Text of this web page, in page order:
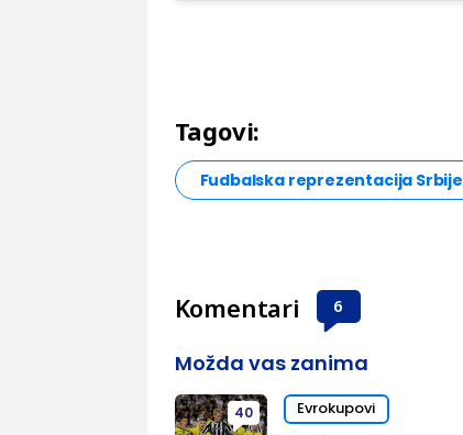
Tagovi:
Fudbalska reprezentacija Srbije
Komentari 6
Možda vas zanima
40 Evrokupovi